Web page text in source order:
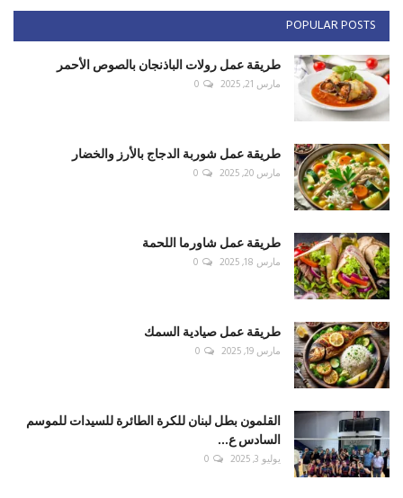
POPULAR POSTS
طريقة عمل رولات الباذنجان بالصوص الأحمر
مارس 21, 2025 0
طريقة عمل شوربة الدجاج بالأرز والخضار
مارس 20, 2025 0
طريقة عمل شاورما اللحمة
مارس 18, 2025 0
طريقة عمل صيادية السمك
مارس 19, 2025 0
القلمون بطل لبنان للكرة الطائرة للسيدات للموسم
السادس ع...
يوليو 3, 2025 0